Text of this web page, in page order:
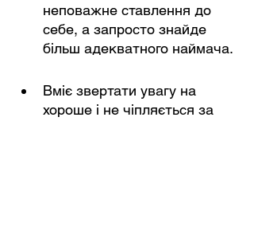
неповажне ставлення до
себе, а запросто знайде
більш адекватного наймача.
Вміє звертати увагу на
хороше і не чіпляється за